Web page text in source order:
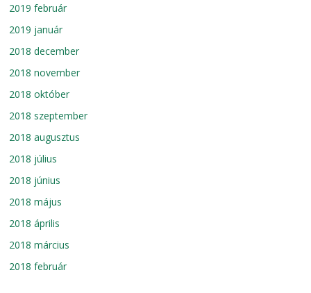
2019 február
2019 január
2018 december
2018 november
2018 október
2018 szeptember
2018 augusztus
2018 július
2018 június
2018 május
2018 április
2018 március
2018 február